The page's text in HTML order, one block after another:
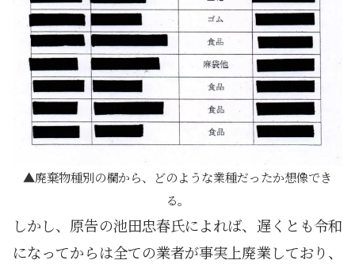
廃棄物種別の欄から、どのような業種だったか想像でき
る。
しかし、原告の池田忠春氏によれば、遅くとも令和
になってからは全ての業者が事実上廃業しており、